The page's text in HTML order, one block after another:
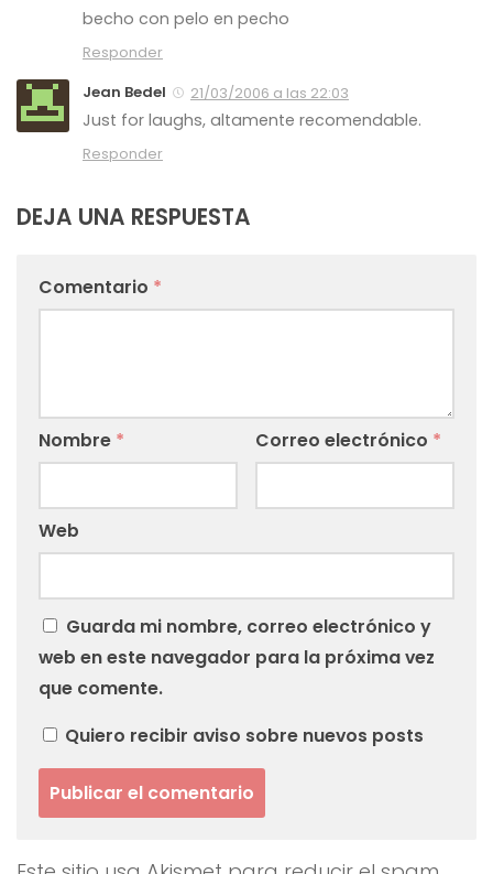
becho con pelo en pecho
Responder
Jean Bedel
21/03/2006 a las 22:03
Just for laughs, altamente recomendable.
Responder
DEJA UNA RESPUESTA
Comentario *
Nombre * Correo electrónico *
Web
Guarda mi nombre, correo electrónico y
web en este navegador para la próxima vez
que comente.
Quiero recibir aviso sobre nuevos posts